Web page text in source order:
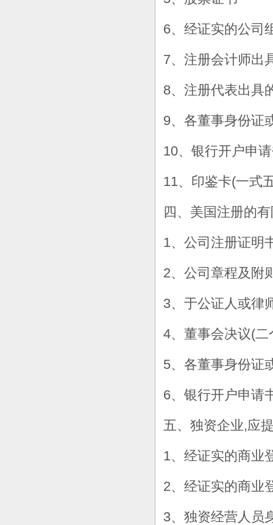
6、经证实的公司
7、注册会计师出
8、注册代表出具
9、各董事身份证
10、银行开户申
11、印鉴卡(一式
四、美国注册的
1、公司注册证明
2、公司章程及附
3、于公证人或律
4、董事会决议(
5、各董事身份证
6、银行开户申请
五、独资企业,应
1、经证实的商业
2、经证实的商业
3、独资经营人员